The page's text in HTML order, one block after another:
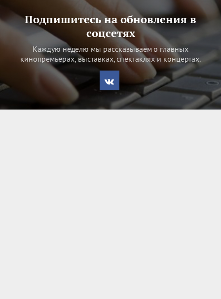
Подпишитесь на обновления в
соцсетях
Каждую неделю мы рассказываем о главных
кинопремьерах, выставках, спектаклях и концертах.